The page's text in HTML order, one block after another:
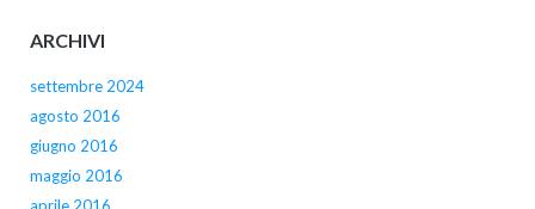
ARCHIVI
settembre 2024
agosto 2016
giugno 2016
maggio 2016